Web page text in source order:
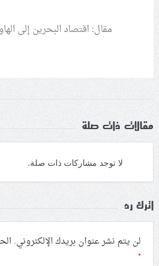
مقال: اقتصاد البحرين إلى
مقالات ذات صلة
لا توجد مشاركات ذات صلة.
اترك رد
لن يتم نشر عنوان بريدك الإلكتروني.
*